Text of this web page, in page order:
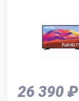
26 390 ₽